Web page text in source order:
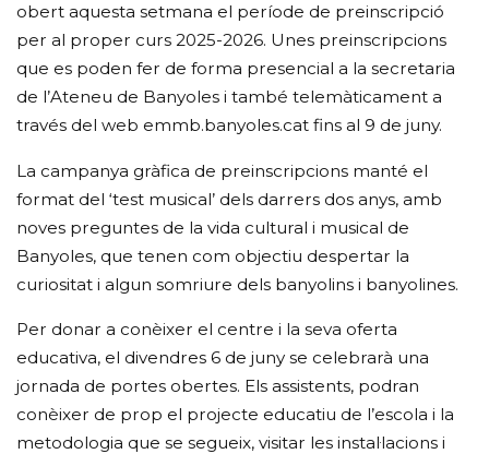
obert aquesta setmana el període de preinscripció
per al proper curs 2025-2026. Unes preinscripcions
que es poden fer de forma presencial a la secretaria
de l’Ateneu de Banyoles i també telemàticament a
través del web emmb.banyoles.cat fins al 9 de juny.
La campanya gràfica de preinscripcions manté el
format del ‘test musical’ dels darrers dos anys, amb
noves preguntes de la vida cultural i musical de
Banyoles, que tenen com objectiu despertar la
curiositat i algun somriure dels banyolins i banyolines.
Per donar a conèixer el centre i la seva oferta
educativa, el divendres 6 de juny se celebrarà una
jornada de portes obertes. Els assistents, podran
conèixer de prop el projecte educatiu de l’escola i la
metodologia que se segueix, visitar les instal·lacions i